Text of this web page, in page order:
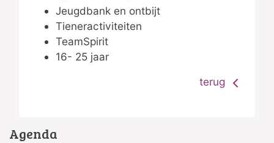
Jeugdbank en ontbijt
Tieneractiviteiten
TeamSpirit
16- 25 jaar
terug
Agenda